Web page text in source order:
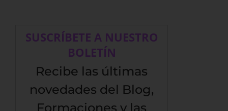
SUSCRÍBETE A NUESTRO
BOLETÍN
Recibe las últimas
novedades del Blog,
Formaciones y las